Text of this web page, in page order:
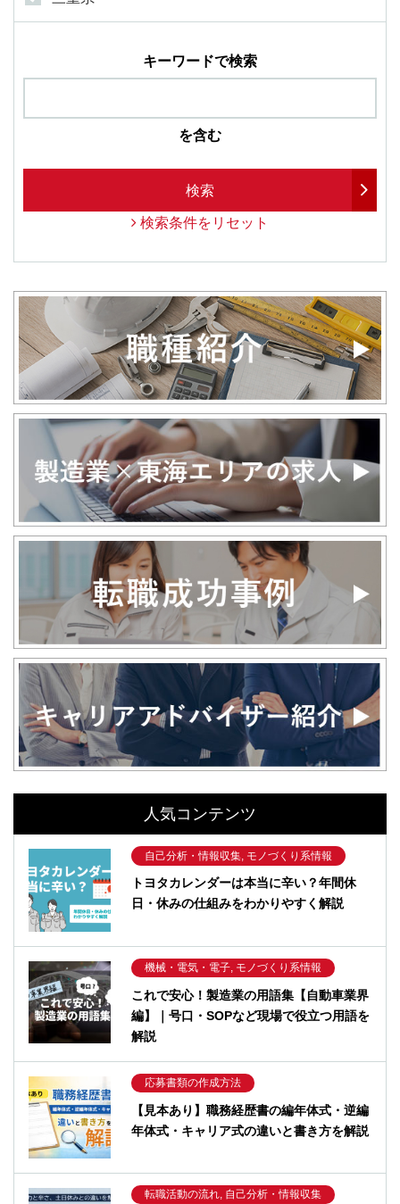
キーワードで検索
を含む
検索
検索条件をリセット
人気コンテンツ
自己分析・情報収集, モノづくり系情報
トヨタカレンダーは本当に辛い？年間休
日・休みの仕組みをわかりやすく解説
機械・電気・電子, モノづくり系情報
これで安心！製造業の用語集【自動車業界
編】｜号口・SOPなど現場で役立つ用語を
解説
応募書類の作成方法
【見本あり】職務経歴書の編年体式・逆編
年体式・キャリア式の違いと書き方を解説
転職活動の流れ, 自己分析・情報収集